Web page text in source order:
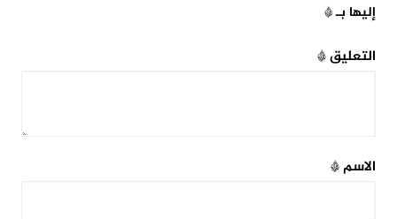
إليها بـ*
التعليق*
الاسم*